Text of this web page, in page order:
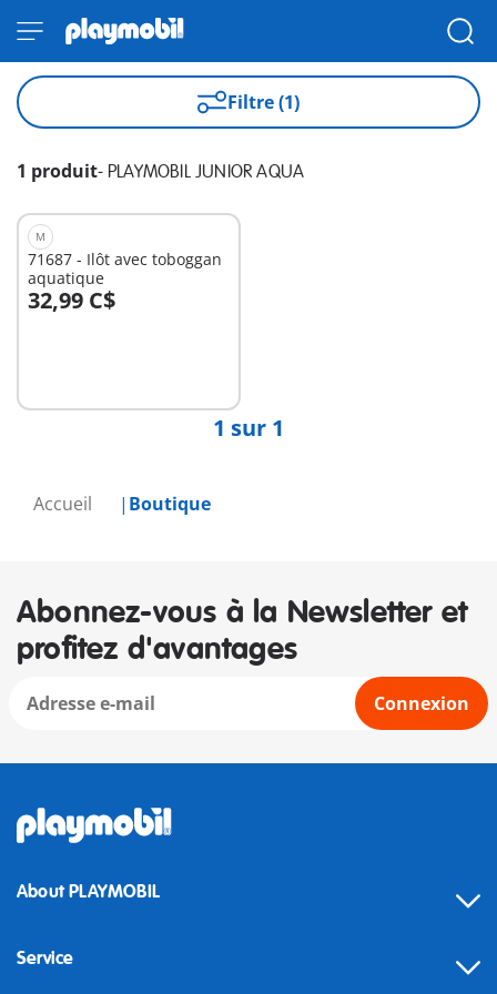
Accueil Boutique
Filtre (1)
1 produit- PLAYMOBIL JUNIOR AQUA
M
71687 - Ilôt avec toboggan
aquatique
32,99 C$
Au panier
1 sur 1
Abonnez-vous à la Newsletter et
profitez d'avantages
Connexion
About PLAYMOBIL
Service